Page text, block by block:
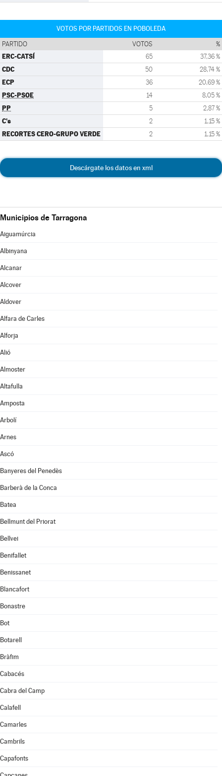
VOTOS POR PARTIDOS EN POBOLEDA
PARTIDO VOTOS %
ERC-CATSÍ 65 37,36 %
CDC 50 28,74 %
ECP 36 20,69 %
PSC-PSOE 14 8,05 %
PP 5 2,87 %
C's 2 1,15 %
RECORTES CERO-GRUPO VERDE 2 1,15 %
Descárgate los datos en xml
Municipios de Tarragona
Aiguamúrcia
Albinyana
Alcanar
Alcover
Aldover
Alfara de Carles
Alforja
Alió
Almoster
Altafulla
Amposta
Arbolí
Arnes
Ascó
Banyeres del Penedès
Barberà de la Conca
Batea
Bellmunt del Priorat
Bellvei
Benifallet
Benissanet
Blancafort
Bonastre
Bot
Botarell
Bràfim
Cabacés
Cabra del Camp
Calafell
Camarles
Cambrils
Capafonts